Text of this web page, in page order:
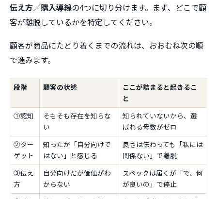
伝え方／購入導線の4つに切り分けます。まず、どこで顧
客が離脱しているかを特定してください。
顧客が商品にたどり着くまでの流れは、おおむね次の順
で進みます。
段階 顧客の状態
ここが詰まると起きるこ
と
①認知
そもそも存在を知らな
い
知られていないから、選
ばれる母数がゼロ
②ター
ゲット
知ったが「自分向けで
はない」と感じる
良さは伝わっても「私には
関係ない」で離脱
③伝え
方
自分向けだが価値がわ
からない
スペックは届くが「で、何
が良いの」で停止